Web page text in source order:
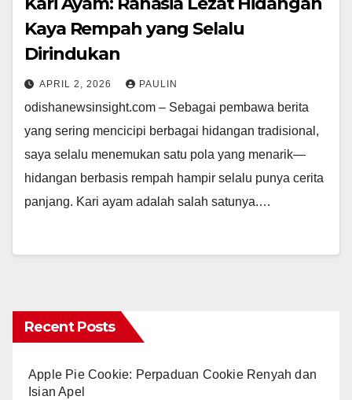
Kaya Rempah yang Selalu
Dirindukan
APRIL 2, 2026 PAULIN
odishanewsinsight.com – Sebagai pembawa berita
yang sering mencicipi berbagai hidangan tradisional,
saya selalu menemukan satu pola yang menarik—
hidangan berbasis rempah hampir selalu punya cerita
panjang. Kari ayam adalah salah satunya.…
Recent Posts
Apple Pie Cookie: Perpaduan Cookie Renyah dan
Isian Apel